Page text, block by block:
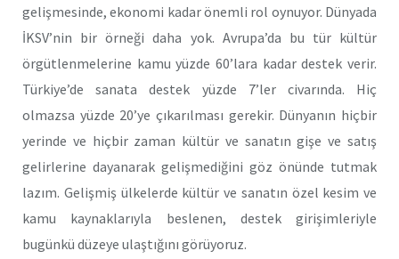
gelişmesinde, ekonomi kadar önemli rol oynuyor. Dünyada
İKSV’nin bir örneği daha yok. Avrupa’da bu tür kültür
örgütlenmelerine kamu yüzde 60’lara kadar destek verir.
Türkiye’de sanata destek yüzde 7’ler civarında. Hiç
olmazsa yüzde 20’ye çıkarılması gerekir. Dünyanın hiçbir
yerinde ve hiçbir zaman kültür ve sanatın gişe ve satış
gelirlerine dayanarak gelişmediğini göz önünde tutmak
lazım. Gelişmiş ülkelerde kültür ve sanatın özel kesim ve
kamu kaynaklarıyla beslenen, destek girişimleriyle
bugünkü düzeye ulaştığını görüyoruz.